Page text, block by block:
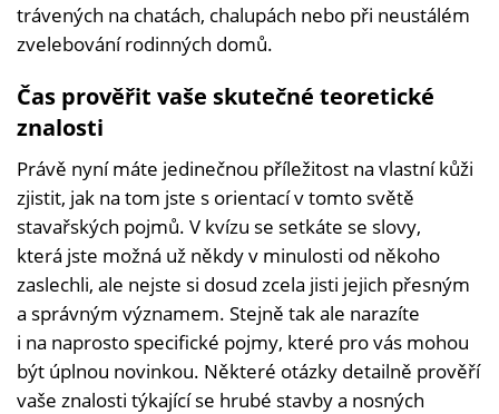
trávených na chatách, chalupách nebo při neustálém
zvelebování rodinných domů.
Čas prověřit vaše skutečné teoretické
znalosti
Právě nyní máte jedinečnou příležitost na vlastní kůži
zjistit, jak na tom jste s orientací v tomto světě
stavařských pojmů. V kvízu se setkáte se slovy,
která jste možná už někdy v minulosti od někoho
zaslechli, ale nejste si dosud zcela jisti jejich přesným
a správným významem. Stejně tak ale narazíte
i na naprosto specifické pojmy, které pro vás mohou
být úplnou novinkou. Některé otázky detailně prověří
vaše znalosti týkající se hrubé stavby a nosných